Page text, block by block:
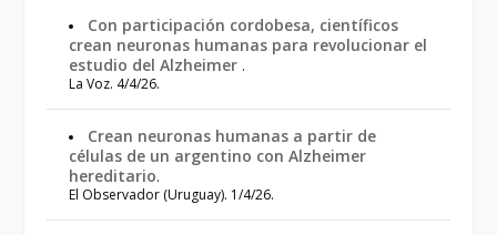
Con participación cordobesa, científicos
crean neuronas humanas para revolucionar el
estudio del Alzheimer .
La Voz. 4/4/26.
Crean neuronas humanas a partir de
células de un argentino con Alzheimer
hereditario.
El Observador (Uruguay). 1/4/26.